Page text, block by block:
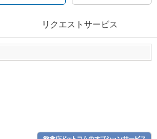
リクエストサービス